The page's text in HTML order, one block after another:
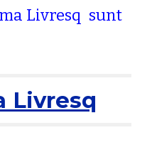
Livresq sunt
Livresq